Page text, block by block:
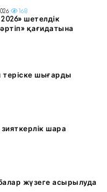
168
шетелдік
қағидатына
теріске шығарды
шара
жүзеге асырылуда